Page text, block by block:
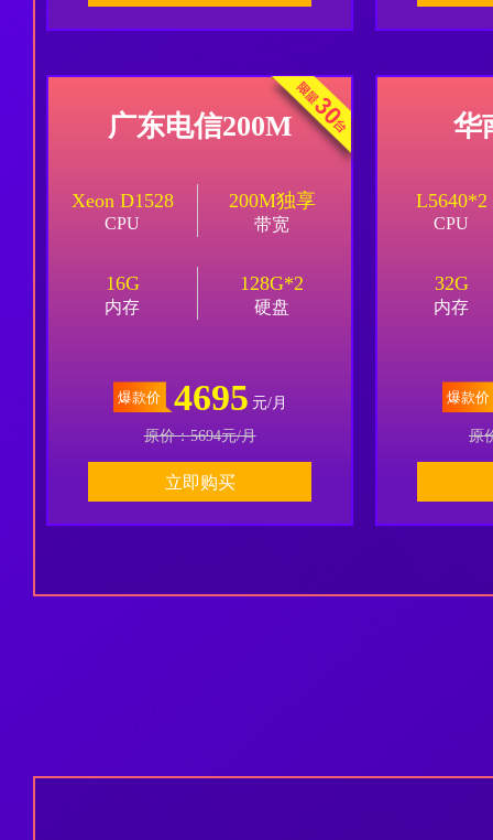
广东电信200M
Xeon D1528
CPU
200M独享
带宽
16G
内存
128G*2
硬盘
爆款价 4695 元/月
原价：5694元/月
立即购买
华
L5640*2
CPU
32G
内存
爆款价
原